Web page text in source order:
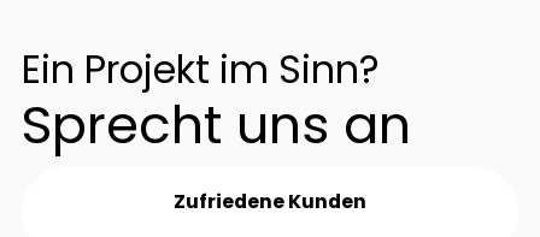
Ein Projekt im Sinn?
Sprecht uns an
Zufriedene Kunden